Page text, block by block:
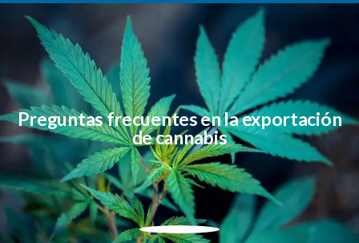
Preguntas frecuentes en la exportación
de cannabis